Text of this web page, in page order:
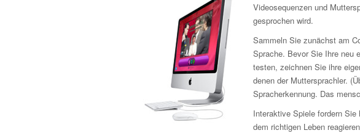
Videosequenzen und
gesprochen wird.
Sammeln Sie zunächst am
Sprache. Bevor Sie Ihre neu
testen, zeichnen Sie ihre
denen der Muttersprachler.
Spracherkennung. Das
Interaktive Spiele fordern
dem richtigen Leben